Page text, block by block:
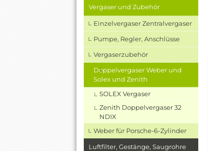
Vergaser und Zubehör
Einzelvergaser Zentralvergaser
Pumpe, Regler, Anschlüsse
Vergaserzubehör
Doppelvergaser Weber und
Solex und Zenith
SOLEX Vergaser
Zenith Doppelvergaser 32
NDIX
Weber für Porsche-6-Zylinder
Luftfilter, Gestänge, Saugrohre